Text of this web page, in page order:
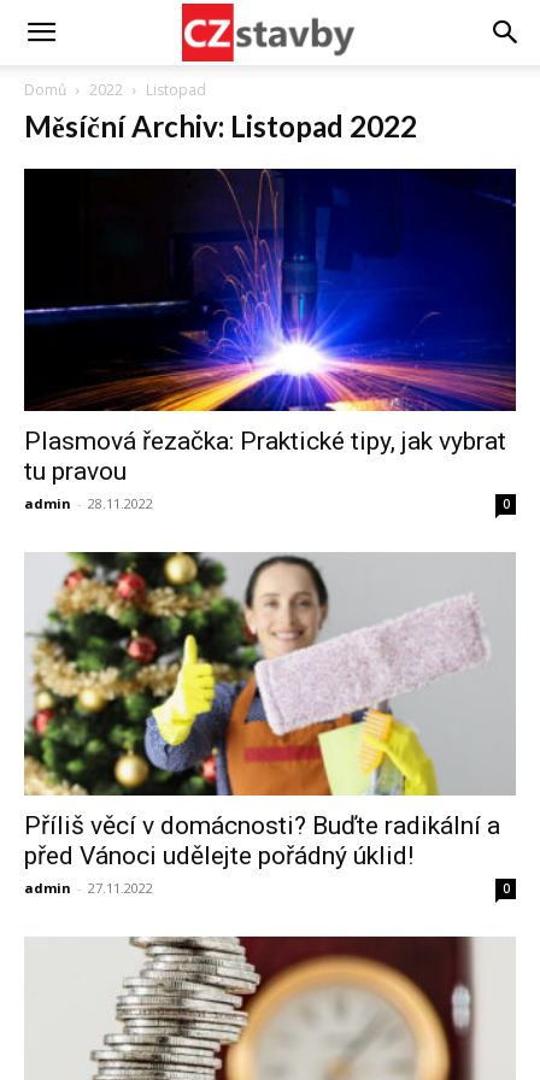
Domů 2022 Listopad
Měsíční Archiv: Listopad 2022
Plasmová řezačka: Praktické tipy, jak vybrat
tu pravou
admin - 28.11.2022 0
Příliš věcí v domácnosti? Buďte radikální a
před Vánoci udělejte pořádný úklid!
admin - 27.11.2022 0